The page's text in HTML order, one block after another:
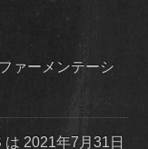
ァーメンテーシ
2021年7月31日